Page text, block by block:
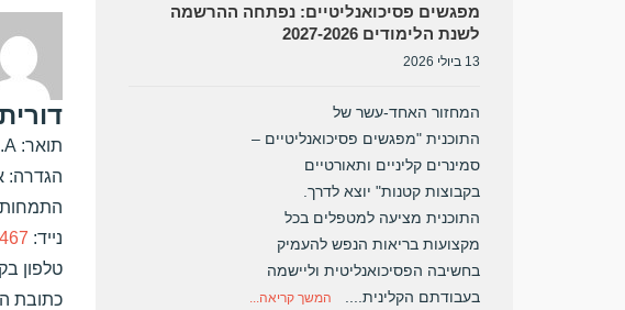
תואר: M.A
הגדרה:
התמחות:
נייד:
טלפון
כתובת
מפגשים פסיכואנליטיים: נפתחה ההרשמה
לשנת הלימודים 2027-2026
13 ביולי 2026
המחזור האחד-עשר של
התוכנית "מפגשים פסיכואנליטיים –
סמינרים קליניים ותאורטיים
בקבוצות קטנות" יוצא לדרך.
התוכנית מציעה למטפלים בכל
מקצועות בריאות הנפש להעמיק
בחשיבה הפסיכואנליטית וליישמה
בעבודתם הקלינית....
המשך קריאה...